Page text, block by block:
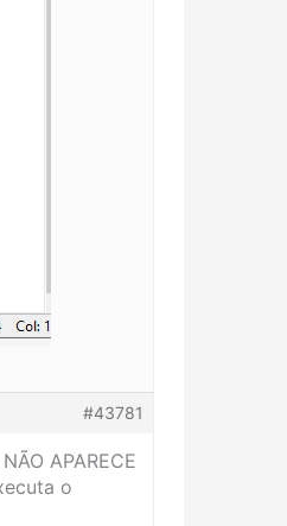
#43781
APARECE
o